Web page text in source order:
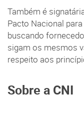
Também é
Pacto Nacional
buscando
sigam os mesmos
respeito aos
Sobre a CNI